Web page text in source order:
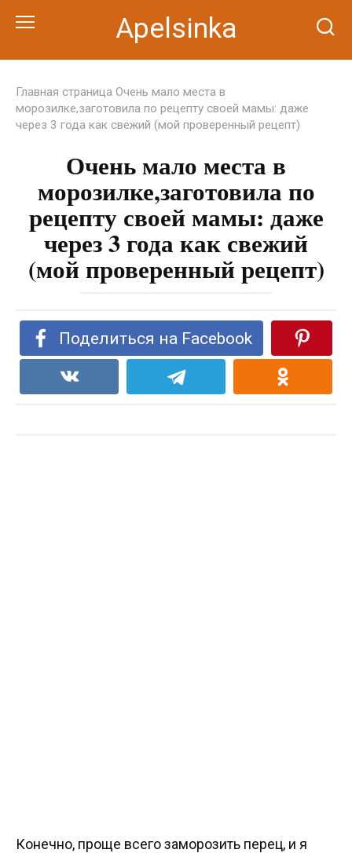
Apelsinka
Главная страница Очень мало места в
морозилке,заготовила по рецепту своей мамы: даже
через 3 года как свежий (мой проверенный рецепт)
Очень мало места в
морозилке,заготовила по
рецепту своей мамы: даже
через 3 года как свежий
(мой проверенный рецепт)
Поделиться на Facebook
Конечно, проще всего заморозить перец, и я